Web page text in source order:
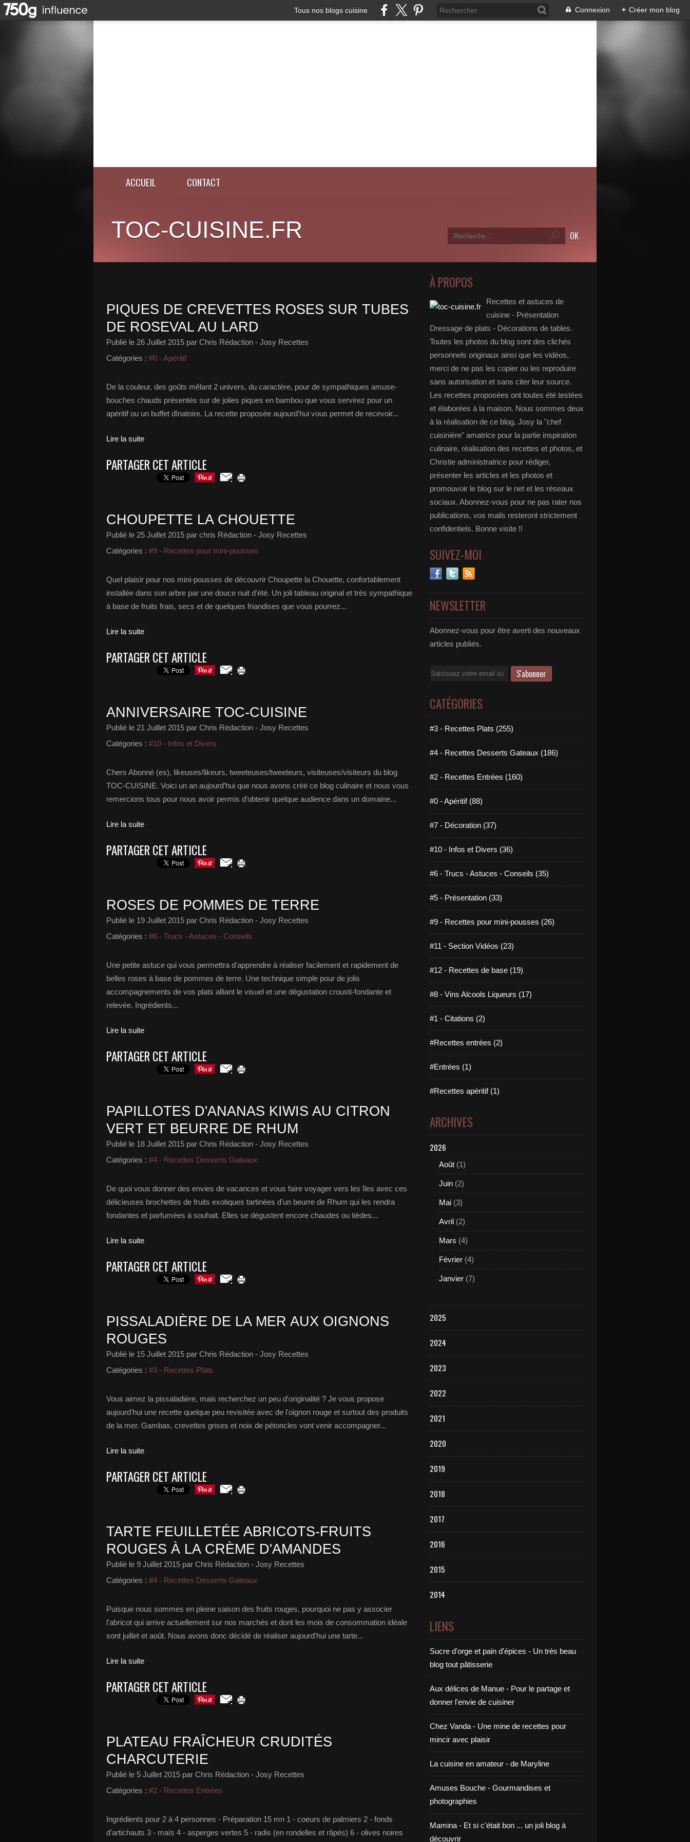
Tous nos blogs cuisine Connexion + Créer mon blog
ACCUEIL CONTACT
TOC-CUISINE.FR
PIQUES DE CREVETTES ROSES SUR TUBES
DE ROSEVAL AU LARD
Publié le 26 Juillet 2015 par Chris Rédaction - Josy Recettes
Catégories : #0 - Apéritif
De la couleur, des goûts mêlant 2 univers, du caractère, pour de sympathiques amuse-
bouches chauds présentés sur de jolies piques en bambou que vous servirez pour un
apéritif ou un buffet dînatoire. La recette proposée aujourd'hui vous permet de recevoir...
Lire la suite
PARTAGER CET ARTICLE
CHOUPETTE LA CHOUETTE
Publié le 25 Juillet 2015 par chris Rédaction - Josy Recettes
Catégories : #9 - Recettes pour mini-pousses
Quel plaisir pour nos mini-pousses de découvrir Choupette la Chouette, confortablement
installée dans son arbre par une douce nuit d'été. Un joli tableau original et très sympathique
à base de fruits frais, secs et de quelques friandises que vous pourrez...
Lire la suite
PARTAGER CET ARTICLE
ANNIVERSAIRE TOC-CUISINE
Publié le 21 Juillet 2015 par Chris Rédaction - Josy Recettes
Catégories : #10 - Infos et Divers
Chers Abonné (es), likeuses/likeurs, tweeteuses/tweeteurs, visiteuses/visiteurs du blog
TOC-CUISINE. Voici un an aujourd’hui que nous avons créé ce blog culinaire et nous vous
remercions tous pour nous avoir permis d’obtenir quelque audience dans un domaine...
Lire la suite
PARTAGER CET ARTICLE
ROSES DE POMMES DE TERRE
Publié le 19 Juillet 2015 par Chris Rédaction - Josy Recettes
Catégories : #6 - Trucs - Astuces - Conseils
Une petite astuce qui vous permettra d'apprendre à réaliser facilement et rapidement de
belles roses à base de pommes de terre. Une technique simple pour de jolis
accompagnements de vos plats alliant le visuel et une dégustation crousti-fondante et
relevée. Ingrédients...
Lire la suite
PARTAGER CET ARTICLE
PAPILLOTES D'ANANAS KIWIS AU CITRON
VERT ET BEURRE DE RHUM
Publié le 18 Juillet 2015 par Chris Rédaction - Josy Recettes
Catégories : #4 - Recettes Desserts Gateaux
De quoi vous donner des envies de vacances et vous faire voyager vers les îles avec ces
délicieuses brochettes de fruits exotiques tartinées d'un beurre de Rhum qui les rendra
fondantes et parfumées à souhait. Elles se dégustent encore chaudes ou tièdes...
Lire la suite
PARTAGER CET ARTICLE
PISSALADIÈRE DE LA MER AUX OIGNONS
ROUGES
Publié le 15 Juillet 2015 par Chris Rédaction - Josy Recettes
Catégories : #3 - Recettes Plats
Vous aimez la pissaladière, mais recherchez un peu d'originalité ? Je vous propose
aujourd'hui une recette quelque peu revisitée avec de l'oignon rouge et surtout des produits
de la mer. Gambas, crevettes grises et noix de pétoncles vont venir accompagner...
Lire la suite
PARTAGER CET ARTICLE
TARTE FEUILLETÉE ABRICOTS-FRUITS
ROUGES À LA CRÈME D'AMANDES
Publié le 9 Juillet 2015 par Chris Rédaction - Josy Recettes
Catégories : #4 - Recettes Desserts Gateaux
Puisque nous sommes en pleine saison des fruits rouges, pourquoi ne pas y associer
l'abricot qui arrive actuellement sur nos marchés et dont les mois de consommation idéale
sont juillet et août. Nous avons donc décidé de réaliser aujourd'hui une tarte...
Lire la suite
PARTAGER CET ARTICLE
PLATEAU FRAÎCHEUR CRUDITÉS
CHARCUTERIE
Publié le 5 Juillet 2015 par Chris Rédaction - Josy Recettes
Catégories : #2 - Recettes Entrées
Ingrédients pour 2 à 4 personnes - Préparation 15 mn 1 - coeurs de palmiers 2 - fonds
d'artichauts 3 - maïs 4 - asperges vertes 5 - radis (en rondelles et râpés) 6 - olives noires
À PROPOS
Recettes et astuces de
cuisine - Présentation
Dressage de plats - Décorations de tables.
Toutes les photos du blog sont des clichés
personnels originaux ainsi que les vidéos,
merci de ne pas les copier ou les reproduire
sans autorisation et sans citer leur source.
Les recettes proposées ont toutes été testées
et élaborées à la maison. Nous sommes deux
à la réalisation de ce blog, Josy la "chef
cuisinière" amatrice pour la partie inspiration
culinaire, réalisation des recettes et photos, et
Christie administratrice pour rédiger,
présenter les articles et les photos et
promouvoir le blog sur le net et les réseaux
sociaux. Abonnez-vous pour ne pas rater nos
publications, vos mails resteront strictement
confidentiels. Bonne visite !!
SUIVEZ-MOI
NEWSLETTER
Abonnez-vous pour être averti des nouveaux
articles publiés.
Email
CATÉGORIES
#3 - Recettes Plats (255)
#4 - Recettes Desserts Gateaux (186)
#2 - Recettes Entrées (160)
#0 - Apéritif (88)
#7 - Décoration (37)
#10 - Infos et Divers (36)
#6 - Trucs - Astuces - Conseils (35)
#5 - Présentation (33)
#9 - Recettes pour mini-pousses (26)
#11 - Section Vidéos (23)
#12 - Recettes de base (19)
#8 - Vins Alcools Liqueurs (17)
#1 - Citations (2)
#Recettes entrées (2)
#Entrées (1)
#Recettes apéritif (1)
ARCHIVES
2026
Août (1)
Juin (2)
Mai (3)
Avril (2)
Mars (4)
Février (4)
Janvier (7)
2025
2024
2023
2022
2021
2020
2019
2018
2017
2016
2015
2014
LIENS
Sucre d'orge et pain d'épices - Un très beau
blog tout pâtisserie
Aux délices de Manue - Pour le partage et
donner l'envie de cuisiner
Chez Vanda - Une mine de recettes pour
mincir avec plaisir
La cuisine en amateur - de Maryline
Amuses Bouche - Gourmandises et
photographies
Mamina - Et si c'était bon ... un joli blog à
découvrir